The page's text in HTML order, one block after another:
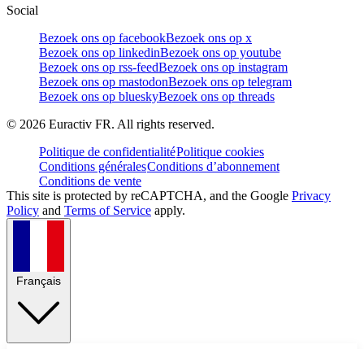
Social
Bezoek ons op facebookBezoek ons op x
Bezoek ons op linkedinBezoek ons op youtube
Bezoek ons op rss-feedBezoek ons op instagram
Bezoek ons op mastodonBezoek ons op telegram
Bezoek ons op blueskyBezoek ons op threads
© 2026 Euractiv FR. All rights reserved.
Politique de confidentialitéPolitique cookies
Conditions généralesConditions d’abonnement
Conditions de vente
This site is protected by reCAPTCHA, and the Google Privacy
Policy and Terms of Service apply.
Français